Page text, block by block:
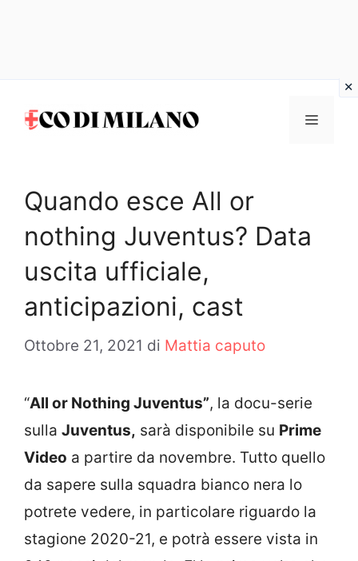
MENU
Quando esce All or
nothing Juventus? Data
uscita ufficiale,
anticipazioni, cast
Ottobre 21, 2021 di Mattia caputo
“All or Nothing Juventus”, la docu-serie
sulla Juventus, sarà disponibile su Prime
Video a partire da novembre. Tutto quello
da sapere sulla squadra bianco nera lo
potrete vedere, in particolare riguardo la
stagione 2020-21, e potrà essere vista in